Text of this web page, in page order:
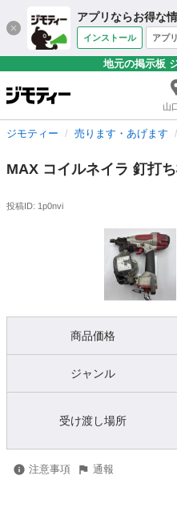
アプリならお得な
インストール アプ
地元の掲示板
山
ジモティー 売ります・あげます
MAX コイルネイラ 釘打
投稿ID: 1p0nvi
商品価格
ジャンル
受け渡し場所
注意事項 通報